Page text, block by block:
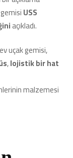
Etiketi
Gündem
için
USS
açıkladı.
uçak gemisi,
,lojistik bir hat
malzemesi